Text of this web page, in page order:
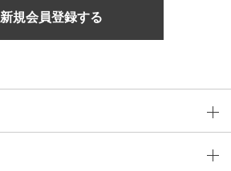
新規会員登録する